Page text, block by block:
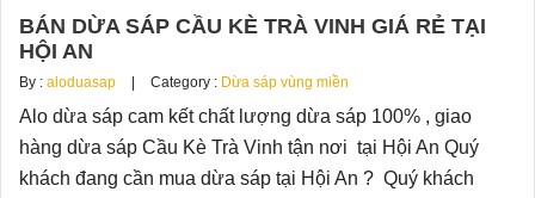
BÁN DỪA SÁP CẦU KÈ TRÀ VINH GIÁ RẺ TẠI
HỘI AN
By : aloduasap Category : Dừa sáp vùng miền
Alo dừa sáp cam kết chất lượng dừa sáp 100% , giao
hàng dừa sáp Cầu Kè Trà Vinh tận nơi tại Hội An Quý
khách đang cần mua dừa sáp tại Hội An ? Quý khách